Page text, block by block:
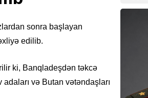
sonra başlayan
edilib.
ki, Banqladeşdən təkcə
və Butan vətəndaşları